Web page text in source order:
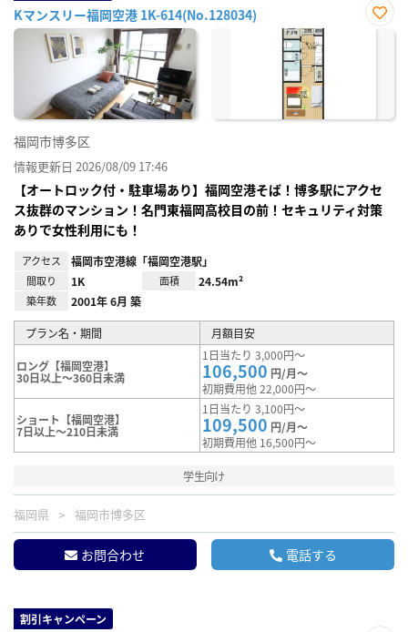
Kマンスリー福岡空港 1K-614(No.128034)
お気
福岡市博多区
情報更新日 2026/08/09 17:46
【オートロック付・駐車場あり】福岡空港そば！博多駅にアクセ
ス抜群のマンション！名門東福岡高校目の前！セキュリティ対策
ありで女性利用にも！
アクセス 福岡市空港線「福岡空港駅」
間取り 1K 面積 24.54m²
築年数 2001年 6月 築
プラン名・期間 月額目安
ロング【福岡空港】
30日以上～360日未満
1日当たり 3,000円～
106,500 円/月～
初期費用他 22,000円～
ショート【福岡空港】
7日以上～210日未満
1日当たり 3,100円～
109,500 円/月～
初期費用他 16,500円～
学生向け
福岡県 福岡市博多区
お問合わせ 電話する
割引キャンペーン